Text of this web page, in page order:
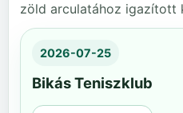
zöld arculatához igazított
2026-07-25
Bikás Teniszklub